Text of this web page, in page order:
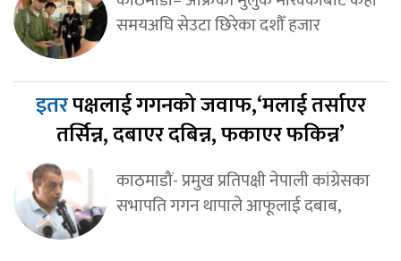
समयअघि सेउटा छिरेका दशौँ हजार
इतरपक्षलाई गगनको जवाफ,‘मलाई तर्साएर
तर्सिन्न, दबाएर दबिन्न, फकाएर फकिन्न’
काठमाडौं- प्रमुख प्रतिपक्षी नेपाली कांग्रेसका
सभापति गगन थापाले आफूलाई दबाब,